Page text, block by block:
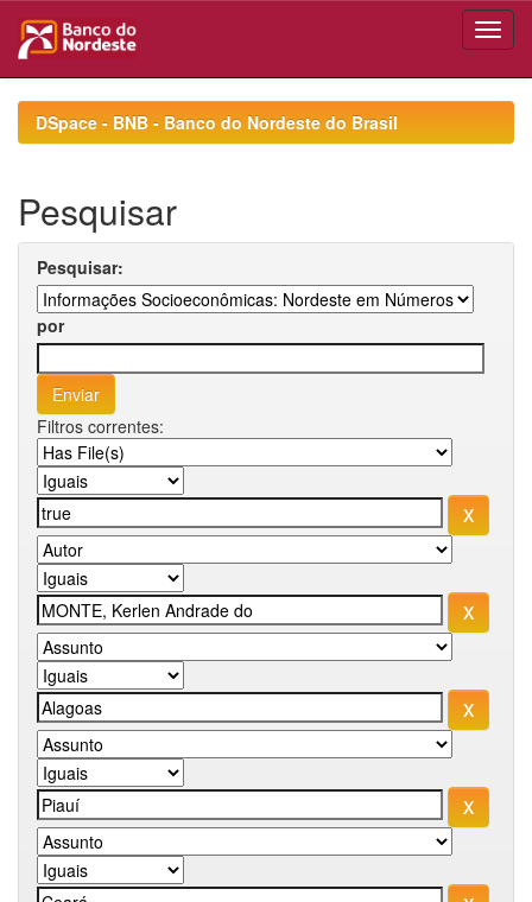
navigationDSpace - BNB - Banco do Nordeste do Brasil
Pesquisar
Pesquisar:
por
Filtros correntes: